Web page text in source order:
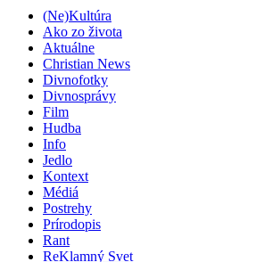
(Ne)Kultúra
Ako zo života
Aktuálne
Christian News
Divnofotky
Divnosprávy
Film
Hudba
Info
Jedlo
Kontext
Médiá
Postrehy
Prírodopis
Rant
ReKlamný Svet